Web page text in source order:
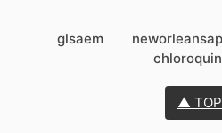
glsaem
▲ TOP